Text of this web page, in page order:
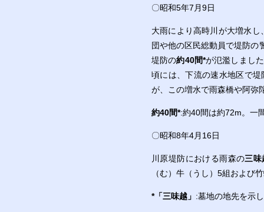
〇昭和5年7月9日
大雨により高時川が大増水
団や他の区民総動員で堤防の
堤防の約40間*が氾濫しまし
頃には、下流の速水地区で
が、この増水で雨森橋や阿弥
約40間*:約40間は約72m。一
〇昭和8年4月16日
川原堤防における雨森の三味
（む）牛（うし）5組および
*「三味越 」 :墓地の地先を示